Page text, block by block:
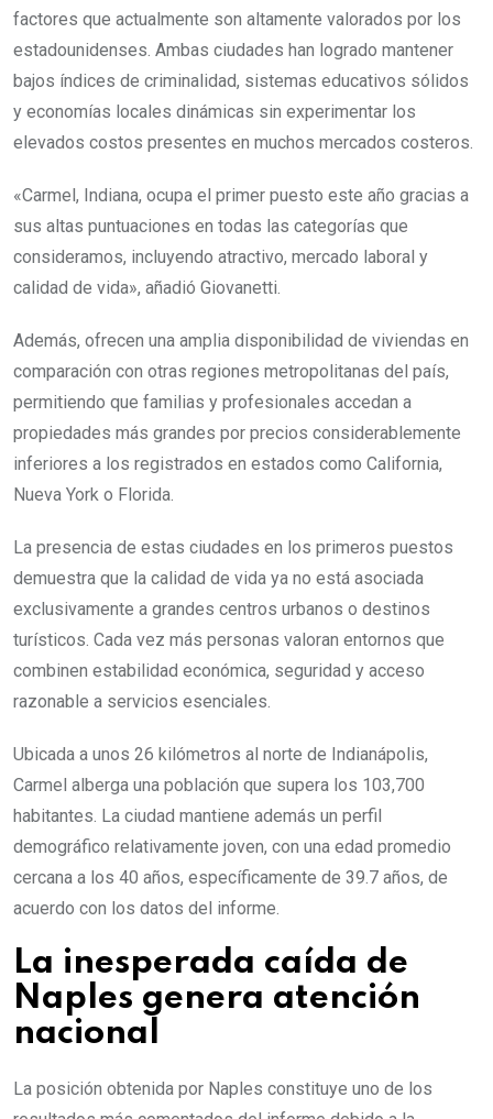
factores que actualmente son altamente valorados por los
estadounidenses. Ambas ciudades han logrado mantener
bajos índices de criminalidad, sistemas educativos sólidos
y economías locales dinámicas sin experimentar los
elevados costos presentes en muchos mercados costeros.
«Carmel, Indiana, ocupa el primer puesto este año gracias a
sus altas puntuaciones en todas las categorías que
consideramos, incluyendo atractivo, mercado laboral y
calidad de vida», añadió Giovanetti.
Además, ofrecen una amplia disponibilidad de viviendas en
comparación con otras regiones metropolitanas del país,
permitiendo que familias y profesionales accedan a
propiedades más grandes por precios considerablemente
inferiores a los registrados en estados como California,
Nueva York o Florida.
La presencia de estas ciudades en los primeros puestos
demuestra que la calidad de vida ya no está asociada
exclusivamente a grandes centros urbanos o destinos
turísticos. Cada vez más personas valoran entornos que
combinen estabilidad económica, seguridad y acceso
razonable a servicios esenciales.
Ubicada a unos 26 kilómetros al norte de Indianápolis,
Carmel alberga una población que supera los 103,700
habitantes. La ciudad mantiene además un perfil
demográfico relativamente joven, con una edad promedio
cercana a los 40 años, específicamente de 39.7 años, de
acuerdo con los datos del informe.
La inesperada caída de
Naples genera atención
nacional
La posición obtenida por Naples constituye uno de los